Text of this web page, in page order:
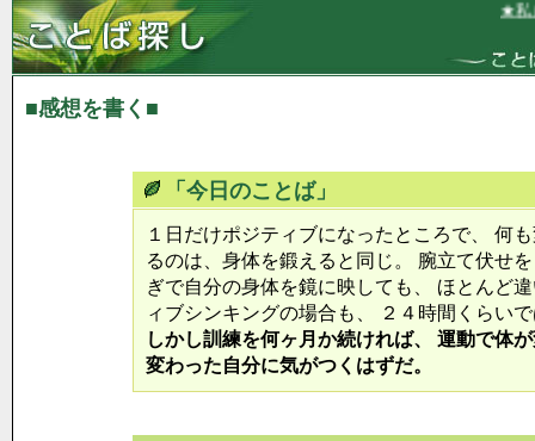
★私は
■感想を書く■
「今日のことば」
１日だけポジティブになったところで、 何
るのは、身体を鍛えると同じ。 腕立て伏せ
ぎで自分の身体を鏡に映しても、 ほとんど
ィブシンキングの場合も、 ２４時間くらい
しかし訓練を何ヶ月か続ければ、 運動で体
変わった自分に気がつくはずだ。